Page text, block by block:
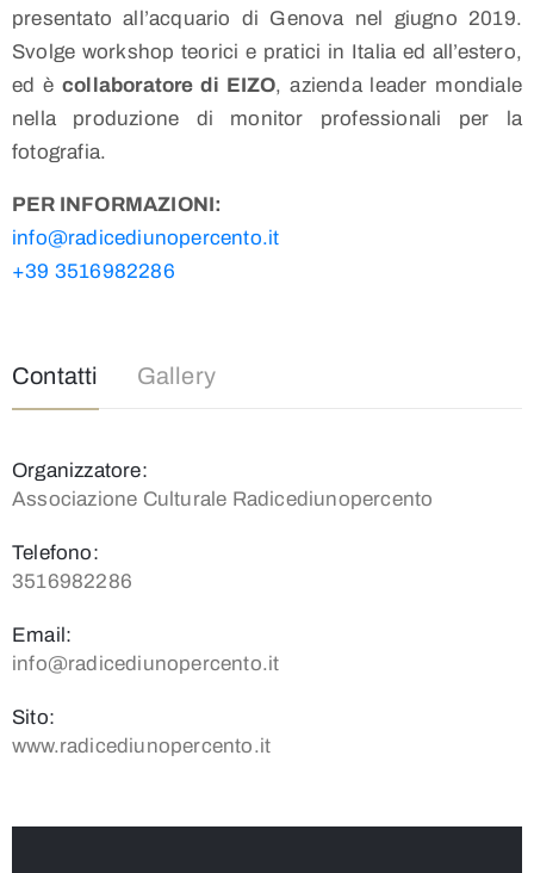
presentato all’acquario di Genova nel giugno 2019.
Svolge workshop teorici e pratici in Italia ed all’estero,
ed ècollaboratore di EIZO, azienda leader mondiale
nella produzione di monitor professionali per la
fotografia.
PER INFORMAZIONI:
info@radicediunopercento.it
+39 3516982286
Contatti Gallery
Organizzatore:
Associazione Culturale Radicediunopercento
Telefono:
3516982286
Email:
info@radicediunopercento.it
Sito:
www.radicediunopercento.it